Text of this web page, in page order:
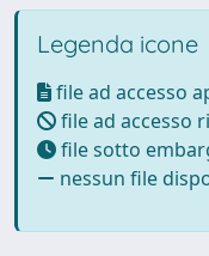
Legenda icone
file ad accesso
file ad accesso
file sotto
nessun file